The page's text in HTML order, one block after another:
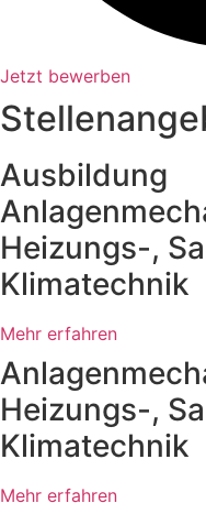
Jetzt bewerben
Ausbildung
Heizungs-,
Klimatechnik
Mehr erfahren
Heizungs-,
Klimatechnik
Mehr erfahren